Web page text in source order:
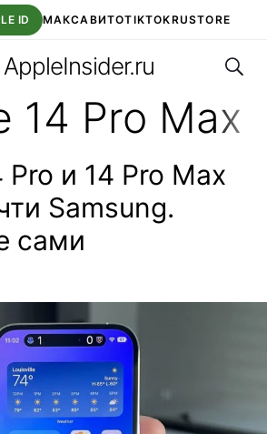
ID МАКСАВИТОTIKTOKRUSTORE
26.6 APPLE ID
AppleInsider.ru
14 Pro Max
Pro и 14 Pro Max
Samsung.
сами